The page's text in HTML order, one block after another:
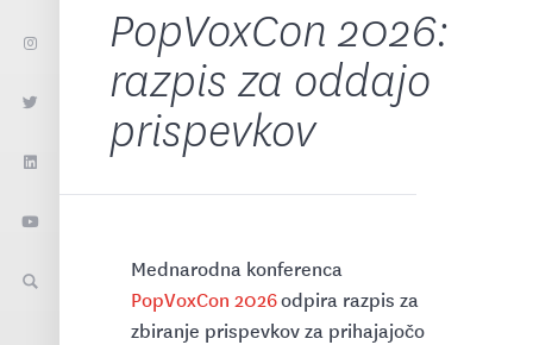
PopVoxCon 2026:
razpis za oddajo
prispevkov
Mednarodna konferenca
PopVoxCon 2026odpira razpis za
zbiranje prispevkov za prihajajočo